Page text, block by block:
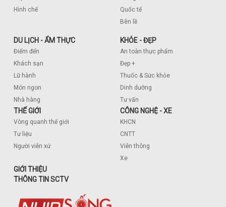
Hình chế
Quốc tế
Bên lề
DU LỊCH - ẨM THỰC
Điểm đến
Khách sạn
Lữ hành
Món ngon
Nhà hàng
KHỎE - ĐẸP
An toàn thực phẩm
Đẹp +
Thuốc & Sức khỏe
Dinh dưỡng
Tư vấn
THẾ GIỚI
Vòng quanh thế giới
Tư liệu
Người viễn xứ
CÔNG NGHỆ - XE
KHCN
CNTT
Viễn thông
Xe
GIỚI THIỆU
THÔNG TIN SCTV